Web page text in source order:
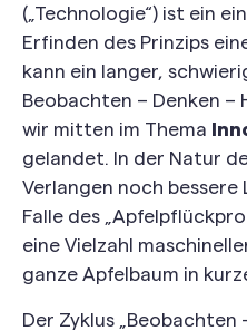
(„Technologie“) ist ein
Erfinden des Prinzips
kann ein langer,
Beobachten – Denken –
wir mitten im Thema
gelandet. In der Natur
Verlangen noch bessere
Falle des
eine Vielzahl
ganze Apfelbaum in
Der Zyklus „Beobachten